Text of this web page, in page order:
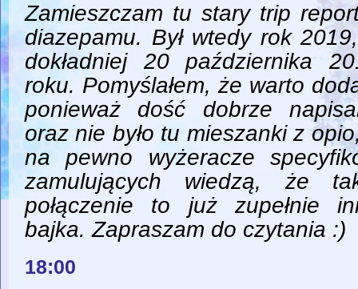
Zamieszczam tu stary trip
diazepamu. Był wtedy rok
dokładniej 20 października
roku. Pomyślałem, że warto
ponieważ dość dobrze
oraz nie było tu mieszanki z
na pewno wyżeracze
zamulujących wiedzą, że
połączenie to już zupełnie
bajka. Zapraszam do czytania :)
18:00